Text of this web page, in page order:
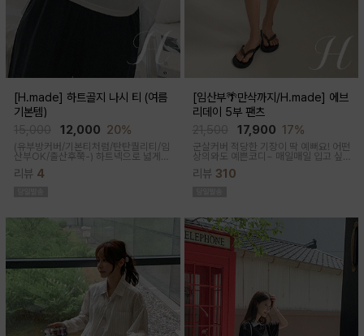
[H.made] 하트골지 나시 티 (여름
기본템)
12,000 20%
(유부방커버/기본티처럼/탄탄퀄리티/임
산부OK/출산후쭉-) 하트넥으로 넓게
루엣이 되고 넓은 암홀로 끼임이나 답답
리뷰 4
[임산부🌴만삭까지/H.made] 에브
리데이 5부 팬츠
17,900 17%
군살커버 적당한 기장이 딱 예뻐요! 어떤
상의와도 예쁜코디~ 매일매일 입고 싶
한 5부 기장감으로 군살커버
리뷰 310